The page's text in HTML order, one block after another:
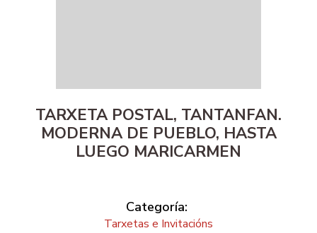
TARXETA POSTAL, TANTANFAN.
MODERNA DE PUEBLO, HASTA
LUEGO MARICARMEN
Categoría:
Tarxetas e Invitacións